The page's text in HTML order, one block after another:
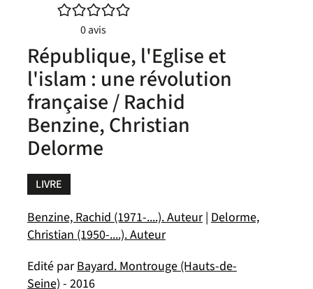
/5
0avis
République, l'Eglise et
l'islam : une révolution
française / Rachid
Benzine, Christian
Delorme
LIVRE
Benzine, Rachid (1971-....). Auteur| Delorme,
Christian (1950-....). Auteur
Edité parBayard. Montrouge (Hauts-de-
Seine) - 2016